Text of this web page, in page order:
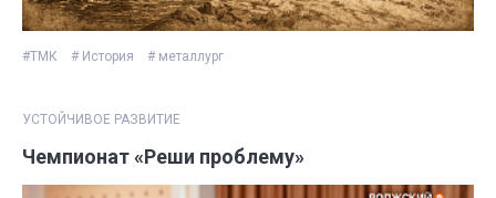
#ТМК # История # металлург
УСТОЙЧИВОЕ РАЗВИТИЕ
Чемпионат «Реши проблему»